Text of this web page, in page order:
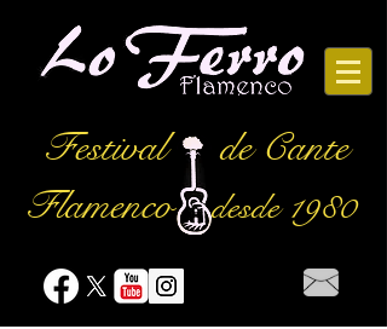
Festival
de Cante
Flamencodesde 1980